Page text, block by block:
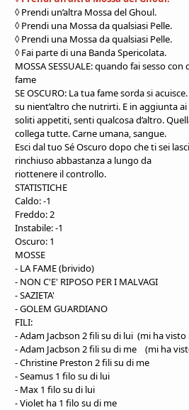
◊ Prendi un’altra Mossa del Ghoul.
◊ Prendi una Mossa da qualsiasi Pelle.
◊ Prendi una Mossa da qualsiasi Pelle.
◊ Fai parte di una Banda Spericolata.
MOSSA SESSUALE: quando fai sesso
fame
SE OSCURO: La tua fame sorda si
su nient’altro che nutrirti. E in aggiunta
soliti appetiti, senti qualcosa d’altro.
collega tutte. Carne umana, sangue.
Esci dal tuo Sé Oscuro dopo che ti sei
rinchiuso abbastanza a lungo da
riottenere il controllo.
STATISTICHE
Caldo: -1
Freddo: 2
Instabile: -1
Oscuro: 1
MOSSE
- LA FAME (brivido)
- NON C'E' RIPOSO PER I MALVAGI
- SAZIETA'
- GOLEM GUARDIANO
FILI:
- Adam Jacbson 2 fili su di lui (mi ha
- Adam Jacbson 2 fili su di me (mi ha
- Christine Preston 2 fili su di me
- Seamus 1 filo su di lui
- Max 1 filo su di lui
- Violet ha 1 filo su di me